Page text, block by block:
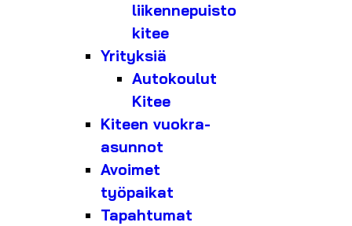
liikennepuisto
kitee
Yrityksiä
Autokoulut
Kitee
Kiteen vuokra-
asunnot
Avoimet
työpaikat
Tapahtumat